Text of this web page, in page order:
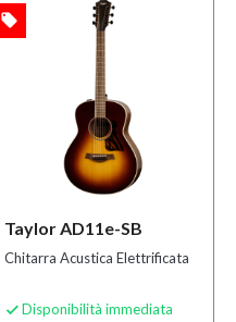
Taylor AD11e-SB
Chitarra Acustica Elettrificata
 Disponibilità immediata
local_offer